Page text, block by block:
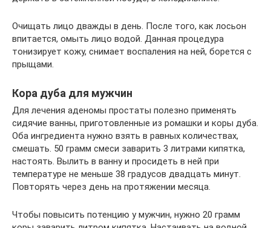
Очищать лицо дважды в день. После того, как лосьон
впитается, омыть лицо водой. Данная процедура
тонизирует кожу, снимает воспаления на ней, борется с
прыщами.
Кора дуба для мужчин
Для лечения аденомы простаты полезно применять
сидячие ванны, приготовленные из ромашки и коры дуба.
Оба ингредиента нужно взять в равных количествах,
смешать. 50 грамм смеси заварить 3 литрами кипятка,
настоять. Вылить в ванну и просидеть в ней при
температуре не меньше 38 градусов двадцать минут.
Повторять через день на протяжении месяца.
Чтобы повысить потенцию у мужчин, нужно 20 грамм